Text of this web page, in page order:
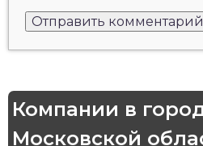
Компании в
Московской